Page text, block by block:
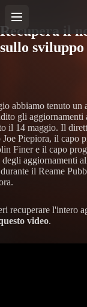
Recupera il
sullo sviluppo
abbiamo tenuto un
gli
il 14 maggio. Il
Joe Piepiora, il capo
Finer e il capo
degli aggiornamenti
il Reame
recuperare l'intero
video.